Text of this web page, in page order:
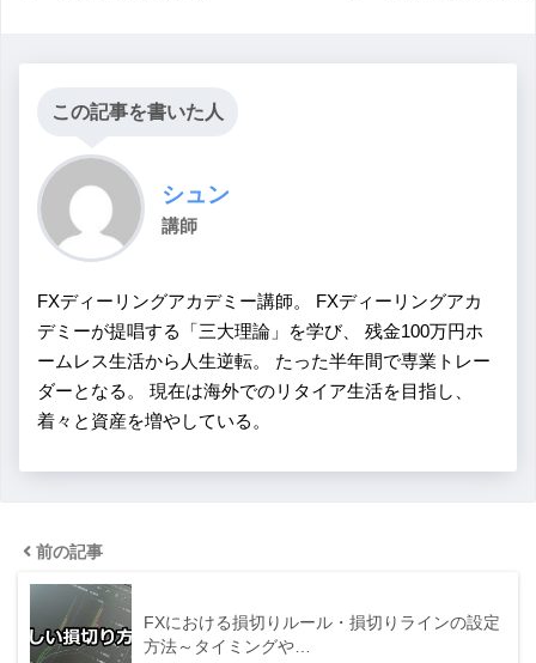
この記事を書いた人
シュン
講師
FXディーリングアカデミー講師。 FXディーリングアカ
デミーが提唱する「三大理論」を学び、 残金100万円ホ
ームレス生活から人生逆転。 たった半年間で専業トレー
ダーとなる。 現在は海外でのリタイア生活を目指し、
着々と資産を増やしている。
前の記事
FXにおける損切りルール・損切りラインの設定
方法～タイミングや…